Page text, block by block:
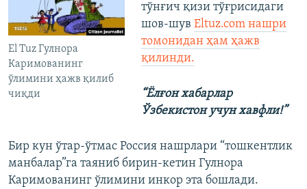
El Tuz Гулнора
Каримованинг
ўлимини ҳажв қилиб
чиқди
тўнғич қизи тўғрисидаги
шов-шув Eltuz.com нашри
томонидан ҳам ҳажв
қилинди.
“Ёлғон хабарлар
Ўзбекистон учун хавфли!”
Бир кун ўтар-ўтмас Россия нашрлари “тошкентлик
манбалар”га таяниб бирин-кетин Гулнора
Каримованинг ўлимини инкор эта бошлади.